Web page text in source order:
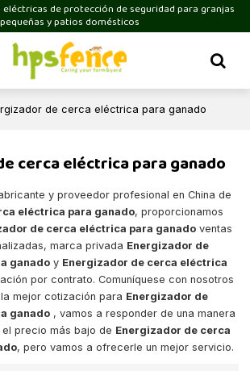
eléctricas de protección de seguridad para granjas
pequeñas y patios domésticos
de cerca eléctrica para ganado
cerca eléctrica para ganado
y proveedor profesional en China de
eléctrica para ganado, proporcionamos
de cerca eléctrica para ganado ventas
marca privada Energizador de
ganado y Energizador de cerca eléctrica
por contrato. Comuníquese con nosotros
mejor cotización para Energizador de
ganado , vamos a responder de una manera
precio más bajo de Energizador de cerca
, pero vamos a ofrecerle un mejor servicio.